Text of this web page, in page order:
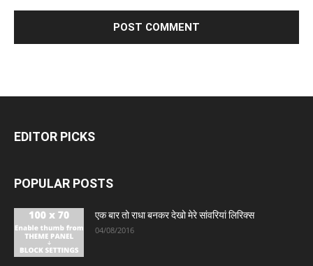
EDITOR PICKS
POPULAR POSTS
एक बार तो राधा बनकर देखो मेरे सांवरियां लिरिक्स
04/08/2016